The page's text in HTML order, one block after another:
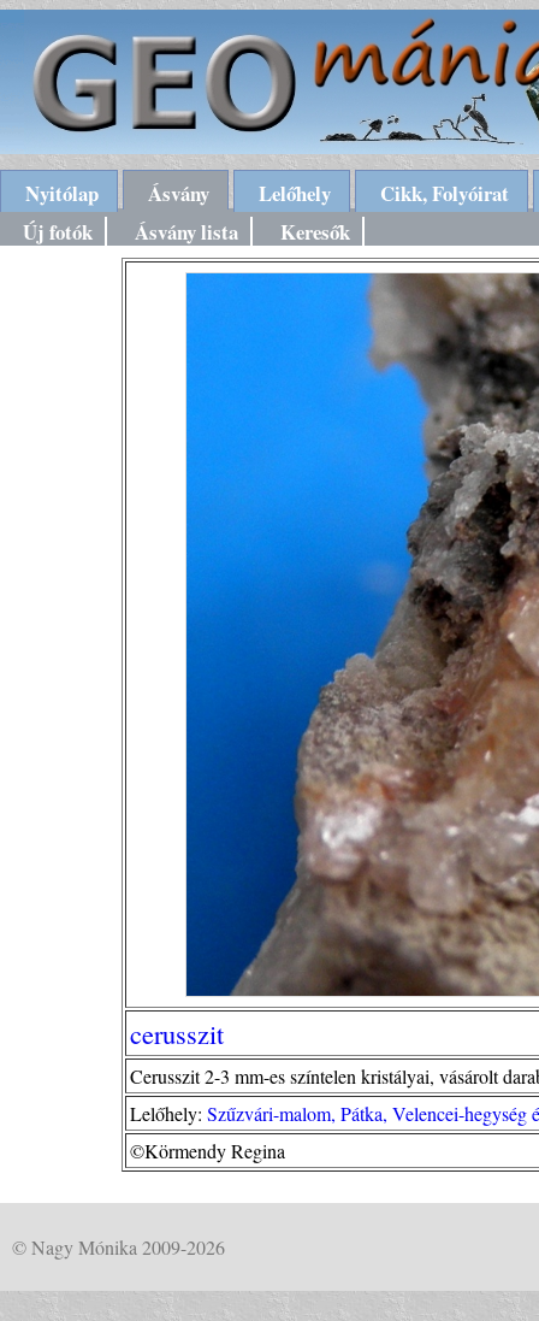
Nyitólap Ásvány Lelőhely
Cikk, Folyóirat
Új fotók
Ásvány lista Keresők
cerusszit
Cerusszit 2-3 mm-es színtelen kristályai, vásárolt
Lelőhely: Szűzvári-malom, Pátka, Velencei-hegység
©Körmendy Regina
© Nagy Mónika 2009-2026